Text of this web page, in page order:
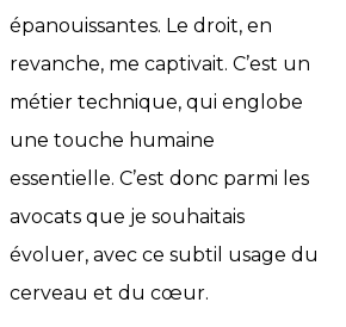
épanouissantes. Le droit, en
revanche, me captivait. C’est un
métier technique, qui englobe
une touche humaine
essentielle. C’est donc parmi les
avocats que je souhaitais
évoluer, avec ce subtil usage du
cerveau et du cœur.